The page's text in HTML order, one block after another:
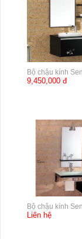
Bộ chậu kính
9,450,000 đ
Bộ chậu kính
Liên hệ